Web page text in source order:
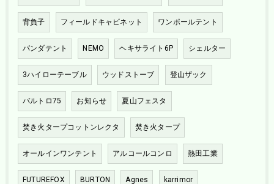
背負子 フィールドキャビネット ワンポールテント
パンダテント NEMO ヘキサライト6P シェルター
3ハイローテーブル ウッドストーブ 登山ザック
バルトロ75 お知らせ 夏山フェスタ
焚き火タープコットンレクタ 焚き火タープ
オールインワンテント アルコールコンロ 熱田工業
FUTUREFOX BURTON Agnes karrimor